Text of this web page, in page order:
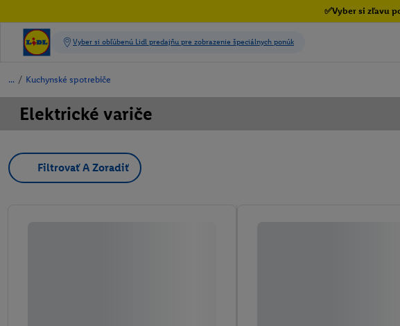
✅Vyber si zľavu
/ Kuchynské spotrebiče
Elektrické variče
Filtrovať A Zoradiť